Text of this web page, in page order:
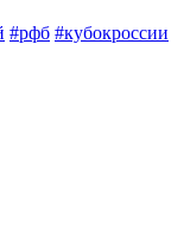
#рфб #кубокроссии